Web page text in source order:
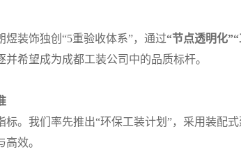
装饰独创“5重验收体系”，通过“节点透明化
希望成为成都工装公司中的品质标杆。
标。我们率先推出“环保工装计划”，采用装配
效。